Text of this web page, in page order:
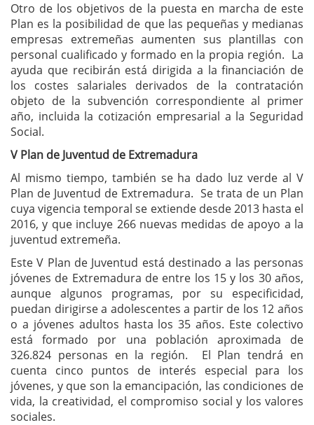
Otro de los objetivos de la puesta en marcha de este
Plan es la posibilidad de que las pequeñas y medianas
empresas extremeñas aumenten sus plantillas con
personal cualificado y formado en la propia región. La
ayuda que recibirán está dirigida a la financiación de
los costes salariales derivados de la contratación
objeto de la subvención correspondiente al primer
año, incluida la cotización empresarial a la Seguridad
Social.
V Plan de Juventud de Extremadura
Al mismo tiempo, también se ha dado luz verde al V
Plan de Juventud de Extremadura. Se trata de un Plan
cuya vigencia temporal se extiende desde 2013 hasta el
2016, y que incluye 266 nuevas medidas de apoyo a la
juventud extremeña.
Este V Plan de Juventud está destinado a las personas
jóvenes de Extremadura de entre los 15 y los 30 años,
aunque algunos programas, por su especificidad,
puedan dirigirse a adolescentes a partir de los 12 años
o a jóvenes adultos hasta los 35 años. Este colectivo
está formado por una población aproximada de
326.824 personas en la región. El Plan tendrá en
cuenta cinco puntos de interés especial para los
jóvenes, y que son la emancipación, las condiciones de
vida, la creatividad, el compromiso social y los valores
sociales.